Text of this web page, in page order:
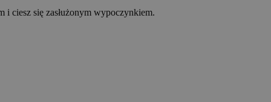
i ciesz się zasłużonym wypoczynkiem.